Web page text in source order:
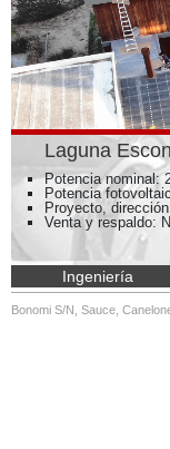
Laguna
Potencia nominal:
Potencia
Proyecto,
Venta y respaldo:
Ingeniería
Bonomi S/N, Sauce,